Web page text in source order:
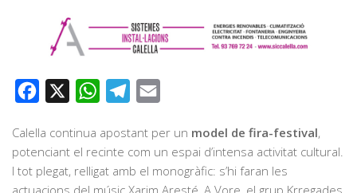
Facebook WhatsAppTelegram
Calella continua apostant per un model de fira-festival,
potenciant el recinte com un espai d’intensa activitat cultural.
I tot plegat, relligat amb el monogràfic: s’hi faran les
actuacions del músic Xarim Aresté, A Vore, el grup Krregades